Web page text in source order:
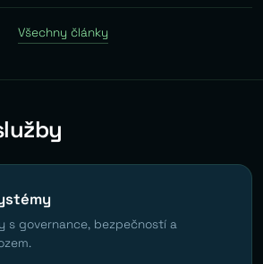
Všechny články
s governance, bezpečností a